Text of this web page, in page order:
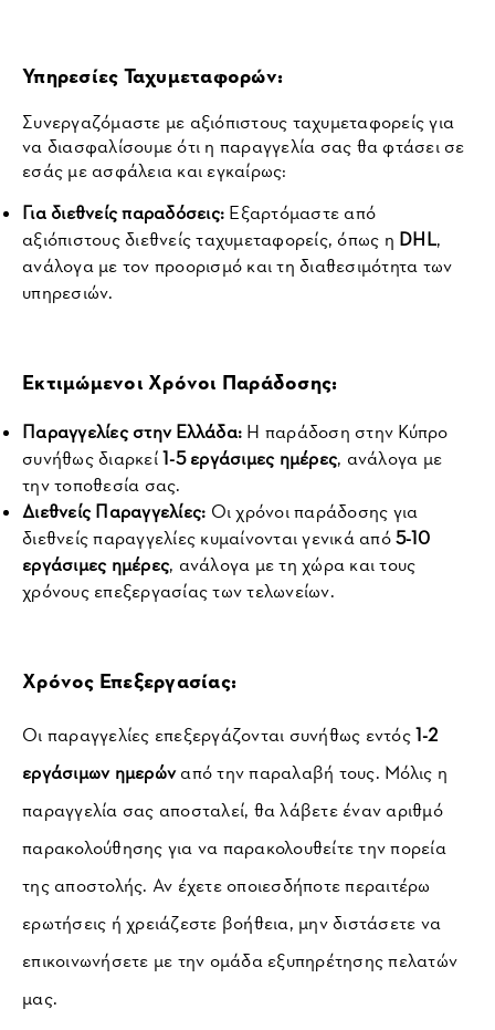
Υπηρεσίες Ταχυμεταφορών:
Συνεργαζόμαστε με αξιόπιστους ταχυμεταφορείς για
να διασφαλίσουμε ότι η παραγγελία σας θα φτάσει σε
εσάς με ασφάλεια και εγκαίρως:
Για διεθνείς παραδόσεις: Εξαρτόμαστε από
αξιόπιστους διεθνείς ταχυμεταφορείς, όπως η DHL,
ανάλογα με τον προορισμό και τη διαθεσιμότητα των
υπηρεσιών.
Εκτιμώμενοι Χρόνοι Παράδοσης:
Παραγγελίες στην Ελλάδα: Η παράδοση στην Κύπρο
συνήθως διαρκεί 1-5 εργάσιμες ημέρες, ανάλογα με
την τοποθεσία σας.
Διεθνείς Παραγγελίες: Οι χρόνοι παράδοσης για
διεθνείς παραγγελίες κυμαίνονται γενικά από 5-10
εργάσιμες ημέρες, ανάλογα με τη χώρα και τους
χρόνους επεξεργασίας των τελωνείων.
Χρόνος Επεξεργασίας:
Οι παραγγελίες επεξεργάζονται συνήθως εντός 1-2
εργάσιμων ημερών από την παραλαβή τους. Μόλις η
παραγγελία σας αποσταλεί, θα λάβετε έναν αριθμό
παρακολούθησης για να παρακολουθείτε την πορεία
της αποστολής. Αν έχετε οποιεσδήποτε περαιτέρω
ερωτήσεις ή χρειάζεστε βοήθεια, μην διστάσετε να
επικοινωνήσετε με την ομάδα εξυπηρέτησης πελατών
μας.